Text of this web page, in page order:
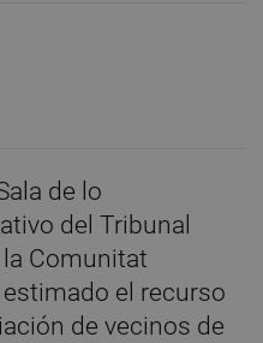
de lo
del Tribunal
Comunitat
el recurso
de vecinos de